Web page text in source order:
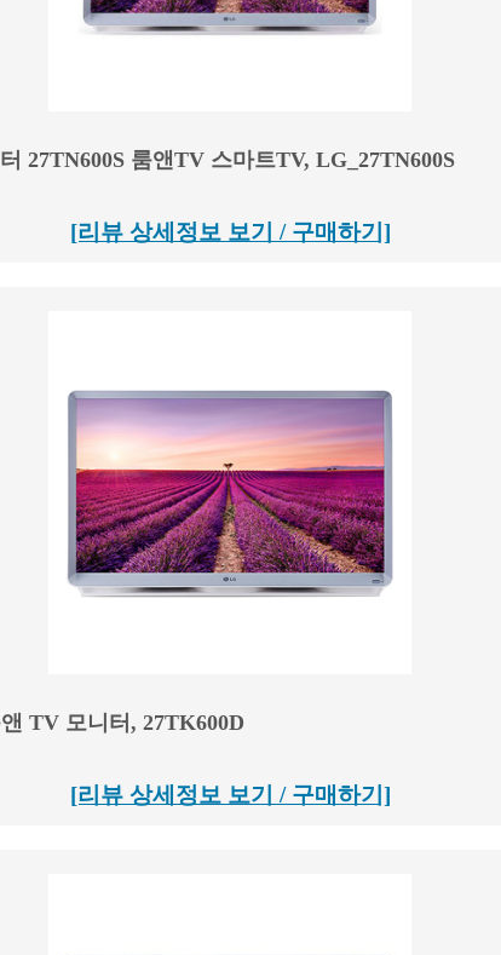
27TN600S 룸앤TV 스마트TV, LG_27TN600S
[리뷰 상세정보 보기 / 구매하기]
TV 모니터, 27TK600D
[리뷰 상세정보 보기 / 구매하기]